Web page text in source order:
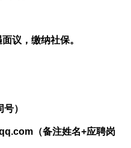
议，缴纳社保。
）
（备注姓名+应聘岗